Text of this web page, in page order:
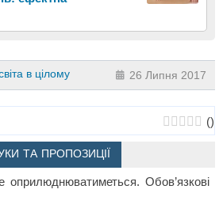
в цілому 26 Липня 2017
()
ТА ПРОПОЗИЦІЇ
Обов’язкові